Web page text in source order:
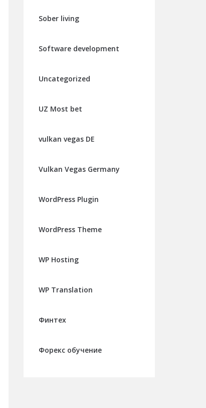
Sober living
Software development
Uncategorized
UZ Most bet
vulkan vegas DE
Vulkan Vegas Germany
WordPress Plugin
WordPress Theme
WP Hosting
WP Translation
Финтех
Форекс обучение